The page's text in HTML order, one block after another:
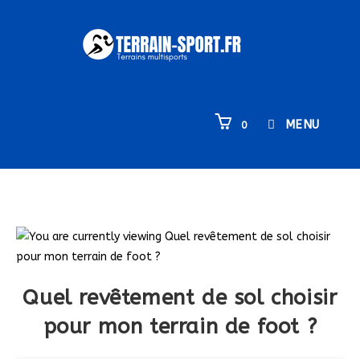
0 MENU
Quel revêtement de sol choisir
pour mon terrain de foot ?